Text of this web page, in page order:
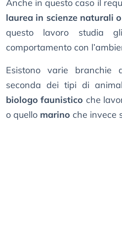
Anche in questo caso il
laurea in scienze naturali
questo lavoro studia
comportamento con
Esistono varie branchie
seconda dei tipi di
biologo faunistico che
o quello marino che invece